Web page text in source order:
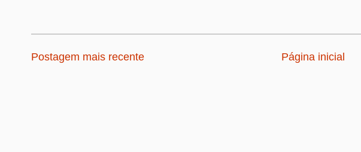
Postagem mais recente Página inicial